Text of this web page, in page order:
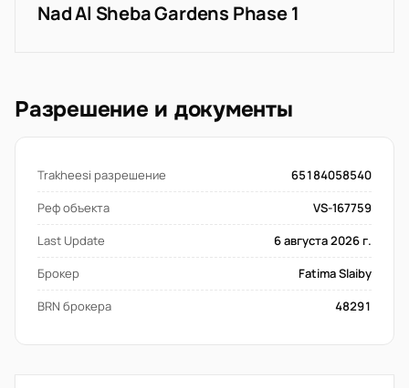
Nad Al Sheba Gardens Phase 1
Разрешение и документы
Trakheesi разрешение
65184058540
Реф объекта
VS-167759
Last Update
6 августа 2026 г.
Брокер
Fatima Slaiby
BRN брокера
48291